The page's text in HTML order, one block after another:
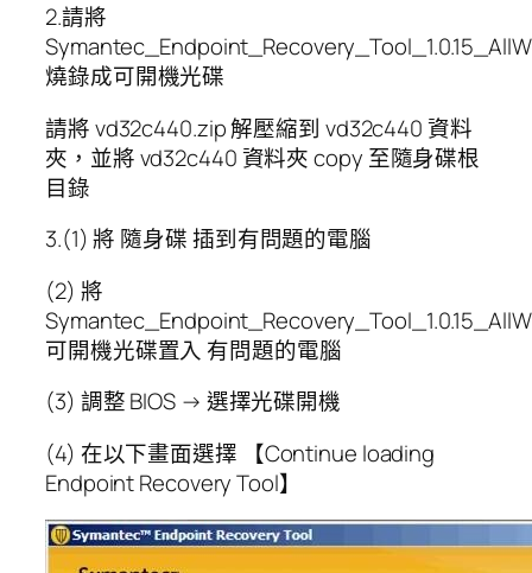
2.請將
燒錄成可開機光碟
請將 vd32c440.zip 解壓縮到 vd32c440 資料
夾，並將 vd32c440 資料夾 copy 至隨身碟根
目錄
3.(1) 將 隨身碟 插到有問題的電腦
(2) 將
可開機光碟置入 有問題的電腦
(3) 調整 BIOS → 選擇光碟開機
(4) 在以下畫面選擇 【Continue loading
Endpoint Recovery Tool】